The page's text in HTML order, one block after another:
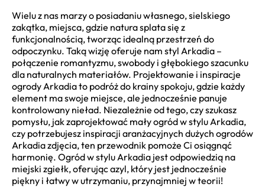
Wielu z nas marzy o posiadaniu własnego, sielskiego
zakątka, miejsca, gdzie natura splata się z
funkcjonalnością, tworząc idealną przestrzeń do
odpoczynku. Taką wizję oferuje nam styl Arkadia –
połączenie romantyzmu, swobody i głębokiego szacunku
dla naturalnych materiałów. Projektowanie i inspiracje
ogrody Arkadia to podróż do krainy spokoju, gdzie każdy
element ma swoje miejsce, ale jednocześnie panuje
kontrolowany nieład. Niezależnie od tego, czy szukasz
pomysłu, jak zaprojektować mały ogród w stylu Arkadia,
czy potrzebujesz inspiracji aranżacyjnych dużych ogrodów
Arkadia zdjęcia, ten przewodnik pomoże Ci osiągnąć
harmonię. Ogród w stylu Arkadia jest odpowiedzią na
miejski zgiełk, oferując azyl, który jest jednocześnie
piękny i łatwy w utrzymaniu, przynajmniej w teorii!